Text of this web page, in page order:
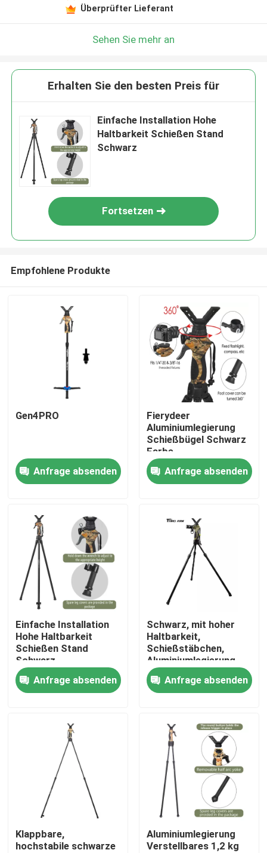
Produkte
Videos
VR Show
Über uns
Fabrik Tour
Qualitätskontrolle
Kontakt
Referenzen
Jagdklammer
Überprüfter Lieferant
Sehen Sie mehr an
Erhalten Sie den besten Preis für
Einfache Installation Hohe
Haltbarkeit Schießen Stand
Schwarz
Fortsetzen
Empfohlene Produkte
Gen4PRO
Anfrage absenden
Fierydeer
Aluminiumlegierung
Schießbügel Schwarz
Farbe
Anfrage absenden
Einfache Installation
Hohe Haltbarkeit
Schießen Stand
Schwarz
Anfrage absenden
Schwarz, mit hoher
Haltbarkeit,
Schießstäbchen,
Aluminiumlegierung,
mit hoher Stabilität
und Anpassung
Anfrage absenden
Klappbare,
hochstabile schwarze
Aluminiumlegierung
Verstellbares 1,2 kg